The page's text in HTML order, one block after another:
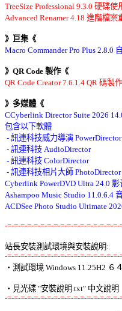
TreeSize Professional 9.3.0 硬碟
Advanced Renamer 4.18 進階檔
》巨集《
Macro Commander Pro Plus 2.8.0
》QR Code 製作《
QR Code Creator 7.6.1.4 QR 碼製
》多媒體《
CCyberlink Director Suite 2026
包含以下軟體
- 訊連科技威力導演 PowerDirector
- 訊連科技 AudioDirector
- 訊連科技 ColorDirector
- 訊連科技相片大師 PhotoDirector
Cyberlink PowerDVD Ultra 24.0
Ashampoo Music Studio 11.0.6.4
ACDSee Photo Studio Ultimate
-=-=-=-=-=-=-=-=-=-=-=-=-=-=-=-=-
站長安裝測試環境與安裝說明:
-=-=-=-=-=-=-=-=-=-=-=-=-=-=-=-=-
‧測試環境 Windows 11.25H2 ６
-=-=-=-=-=-=-=-=-=-=-=-=-=-=-=-=-